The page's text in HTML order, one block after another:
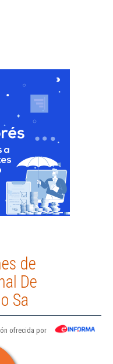
de
De
Sa
ofrecida por